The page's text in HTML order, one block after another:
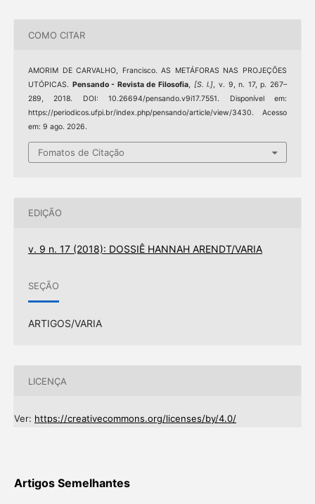
COMO CITAR
AMORIM DE CARVALHO, Francisco. AS METÁFORAS NAS PROJEÇÕES
UTÓPICAS. Pensando - Revista de Filosofia, [S. l.], v. 9, n. 17, p. 267–
289, 2018. DOI: 10.26694/pensando.v9i17.7551. Disponível em:
https://periodicos.ufpi.br/index.php/pensando/article/view/3430. Acesso
em: 9 ago. 2026.
Fomatos de Citação
EDIÇÃO
v. 9 n. 17 (2018): DOSSIÊ HANNAH ARENDT/VARIA
SEÇÃO
ARTIGOS/VARIA
LICENÇA
Ver: https://creativecommons.org/licenses/by/4.0/
Artigos Semelhantes